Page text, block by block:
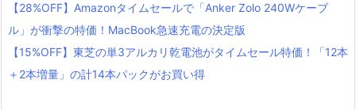
【28%OFF】Amazonタイムセールで「Anker Zolo 240Wケーブ
ル」が衝撃の特価！MacBook急速充電の決定版
【15%OFF】東芝の単3アルカリ乾電池がタイムセール特価！「12本
＋2本増量」の計14本パックがお買い得